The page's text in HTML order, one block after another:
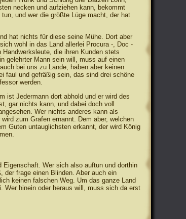
necken und aufziehen kann, bekommt
und wer die größte Lüge macht, der hat
hat nichts für diese seine Mühe. Dort aber
wohl in das Land allerlei Procura -, Doc -
die ihren Kunden stets
gelehrter Mann sein will, muss auf einen
bei uns zu Lande, haben aber keinen
faul und gefräßig sein, das sind drei schöne
werden.
ist Jedermann dort abhold und er wird des
gar nichts kann, und dabei doch voll
Wer nichts anderes kann als
zum Grafen ernannt. Dem aber, welchen
Guten untauglichsten erkannt, der wird König
Wer sich also auftun und dorthin
der frage einen Blinden. Aber auch ein
keinen falschen Weg. Um das ganze Land
Wer hinein oder heraus will, muss sich da erst